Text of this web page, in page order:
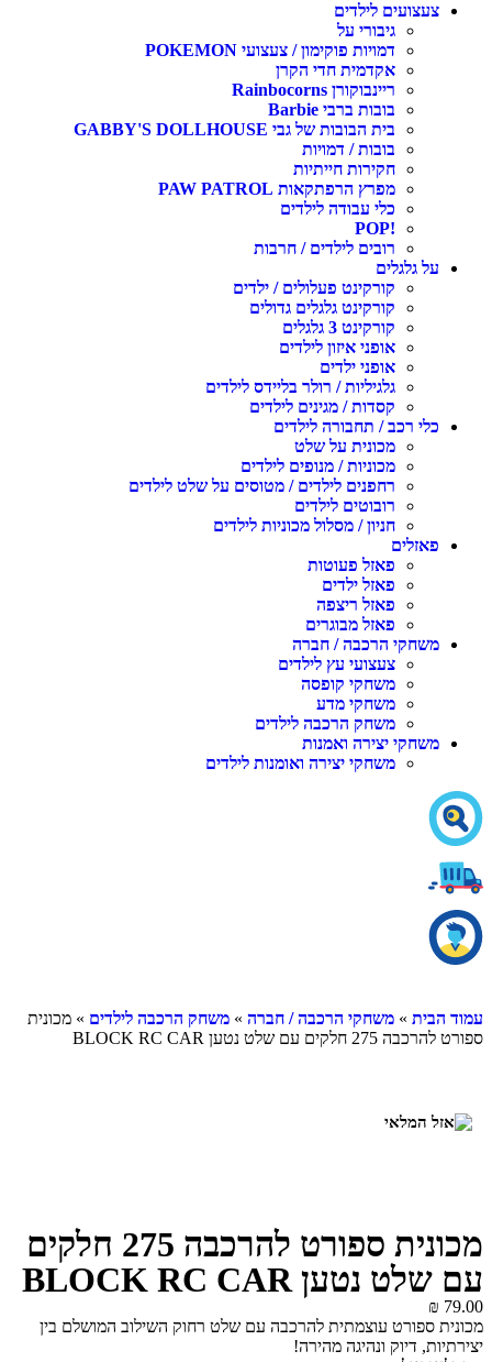
צעצועים לילדים
גיבורי על
דמויות פוקימון / צעצועי POKEMON
אקדמית חדי הקרן
ריינבוקורן Rainbocorns
בובות ברבי Barbie
בית הבובות של גבי GABBY'S DOLLHOUSE
בובות / דמויות
חקירות חייתיות
מפרץ הרפתקאות PAW PATROL
כלי עבודה לילדים
!POP
רובים לילדים / חרבות
על גלגלים
קורקינט פעלולים / ילדים
קורקינט גלגלים גדולים
קורקינט 3 גלגלים
אופני איזון לילדים
אופני ילדים
גלגיליות / רולר בליידס לילדים
קסדות / מגינים לילדים
כלי רכב / תחבורה לילדים
מכונית על שלט
מכוניות / מנופים לילדים
רחפנים לילדים / מטוסים על שלט לילדים
רובוטים לילדים
חניון / מסלול מכוניות לילדים
פאזלים
פאזל פעוטות
פאזל ילדים
פאזל ריצפה
פאזל מבוגרים
משחקי הרכבה / חברה
צעצועי עץ לילדים
משחקי קופסה
משחקי מדע
משחק הרכבה לילדים
משחקי יצירה ואמנות
משחקי יצירה ואומנות לילדים
עמוד הבית » משחקי הרכבה / חברה » משחק הרכבה לילדים » מכונית
ספורט להרכבה 275 חלקים עם שלט נטען BLOCK RC CAR
מכונית ספורט להרכבה 275 חלקים
עם שלט נטען BLOCK RC CAR
₪ 79.00
מכונית ספורט עוצמתית להרכבה עם שלט רחוק השילוב המושלם בין
יצירתיות, דיוק ונהיגה מהירה!